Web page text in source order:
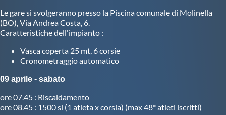
Master
Formazione
GUG
Scuole Nuoto
Le gare si svolgeranno presso la Piscina comunale di Molinella
(BO), Via Andrea Costa, 6.
Caratteristiche dell'impianto :
Vasca coperta 25 mt, 6 corsie
Cronometraggio automatico
09 aprile - sabato
ore 07.45 : Riscaldamento
ore 08.45 : 1500 sl (1 atleta x corsia) (max 48* atleti iscritti)